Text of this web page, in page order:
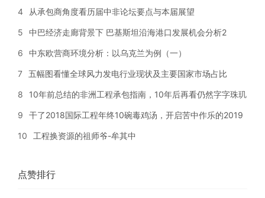
4 从承包商角度看历届中非论坛要点与本届展望
5 中巴经济走廊背景下 巴基斯坦沿海港口发展机会分析2
6 中东欧营商环境分析：以乌克兰为例（一）
7 五幅图看懂全球风力发电行业现状及主要国家市场占比
8 10年前总结的非洲工程承包指南，10年后再看仍然字字珠玑
9 干了2018国际工程年终10碗毒鸡汤，开启苦中作乐的2019
10 工程换资源的祖师爷-牟其中
点赞排行